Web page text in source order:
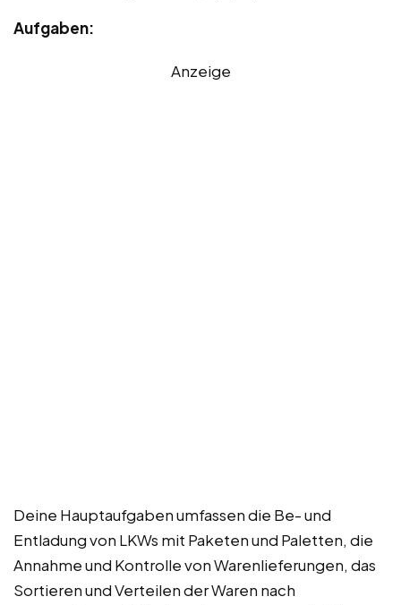
Aufgaben:
Anzeige
Deine Hauptaufgaben umfassen die Be- und
Entladung von LKWs mit Paketen und Paletten, die
Annahme und Kontrolle von Warenlieferungen, das
Sortieren und Verteilen der Waren nach